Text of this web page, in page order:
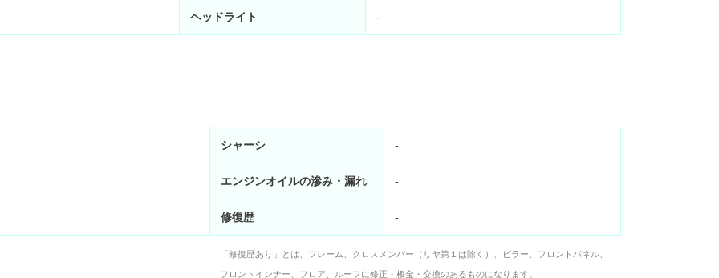
ヘッドライト -
シャーシ -
エンジンオイルの滲み・漏れ -
修復歴 -
「修復歴あり」とは、フレーム、クロスメンバー（リヤ第１は除く）、ピラー、フロントパネル、
フロントインナー、フロア、ルーフに修正・板金・交換のあるものになります。